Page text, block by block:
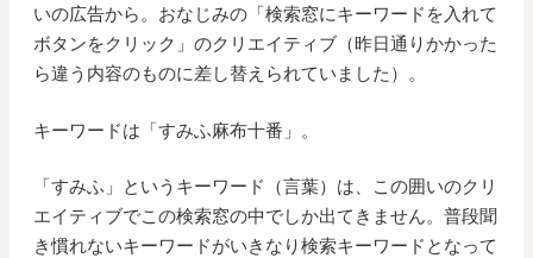
いの広告から。おなじみの「検索窓にキーワードを入れて
ボタンをクリック」のクリエイティブ（昨日通りかかった
ら違う内容のものに差し替えられていました）。
キーワードは「すみふ麻布十番」。
「すみふ」というキーワード（言葉）は、この囲いのクリ
エイティブでこの検索窓の中でしか出てきません。普段聞
き慣れないキーワードがいきなり検索キーワードとなって